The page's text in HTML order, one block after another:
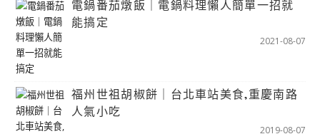
電鍋番茄燉飯｜電鍋料理懶人簡單一招就
能搞定
2021-08-07
福州世祖胡椒餅｜台北車站美食,重慶南路
人氣小吃
2019-08-07